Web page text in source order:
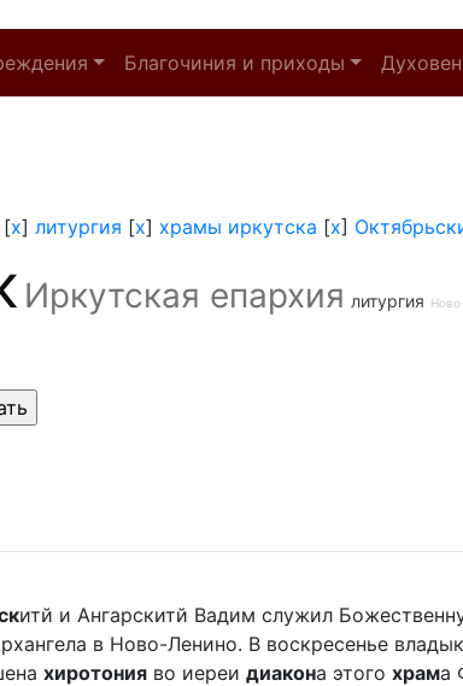
Благочиния и приходы
[x] литургия [x] храмы иркутска [x]
Иркутская епархия литургия
итй и Ангарскитй Вадим служил
в Ново-Ленино. В воскресенье
хиротония во иереи диакона этого храма